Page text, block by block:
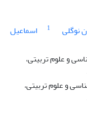
نوگلی 1
اسماعیل
و علوم تربیتی،
و علوم تربیتی،